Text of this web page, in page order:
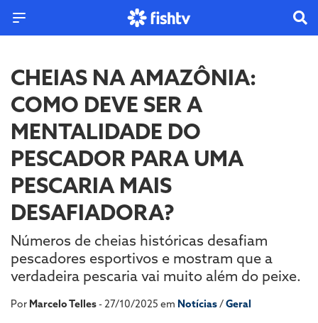
CHEIAS NA AMAZÔNIA:
COMO DEVE SER A
MENTALIDADE DO
PESCADOR PARA UMA
PESCARIA MAIS
DESAFIADORA?
Números de cheias históricas desafiam
pescadores esportivos e mostram que a
verdadeira pescaria vai muito além do peixe.
Por Marcelo Telles- 27/10/2025 em Notícias/Geral